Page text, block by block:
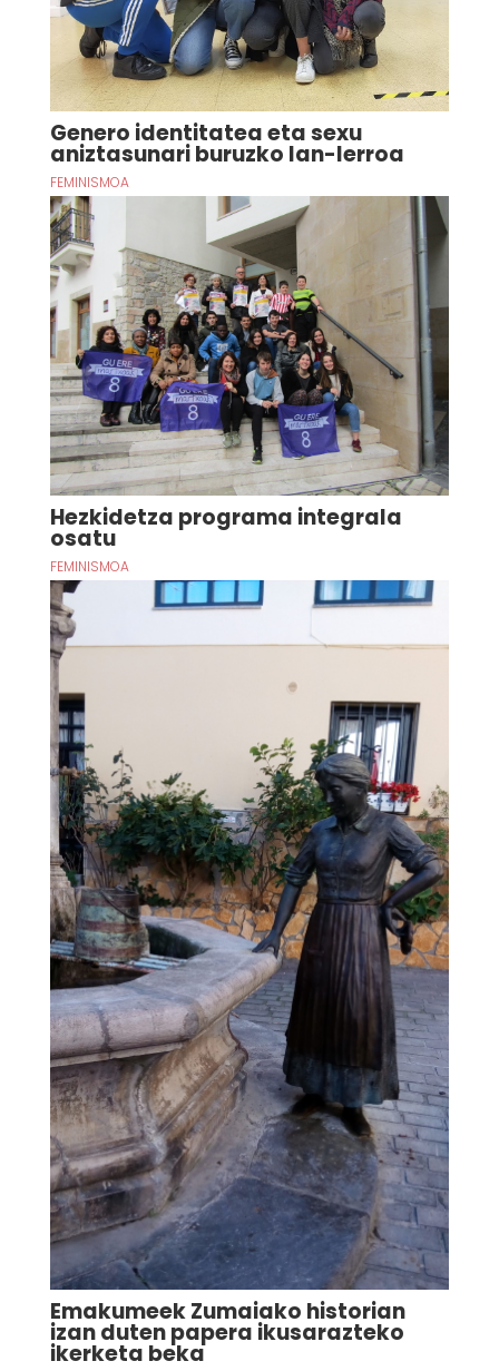
Genero identitatea eta sexu
aniztasunari buruzko lan-lerroa
FEMINISMOA
Hezkidetza programa integrala
osatu
FEMINISMOA
Emakumeek Zumaiako historian
izan duten papera ikusarazteko
ikerketa beka